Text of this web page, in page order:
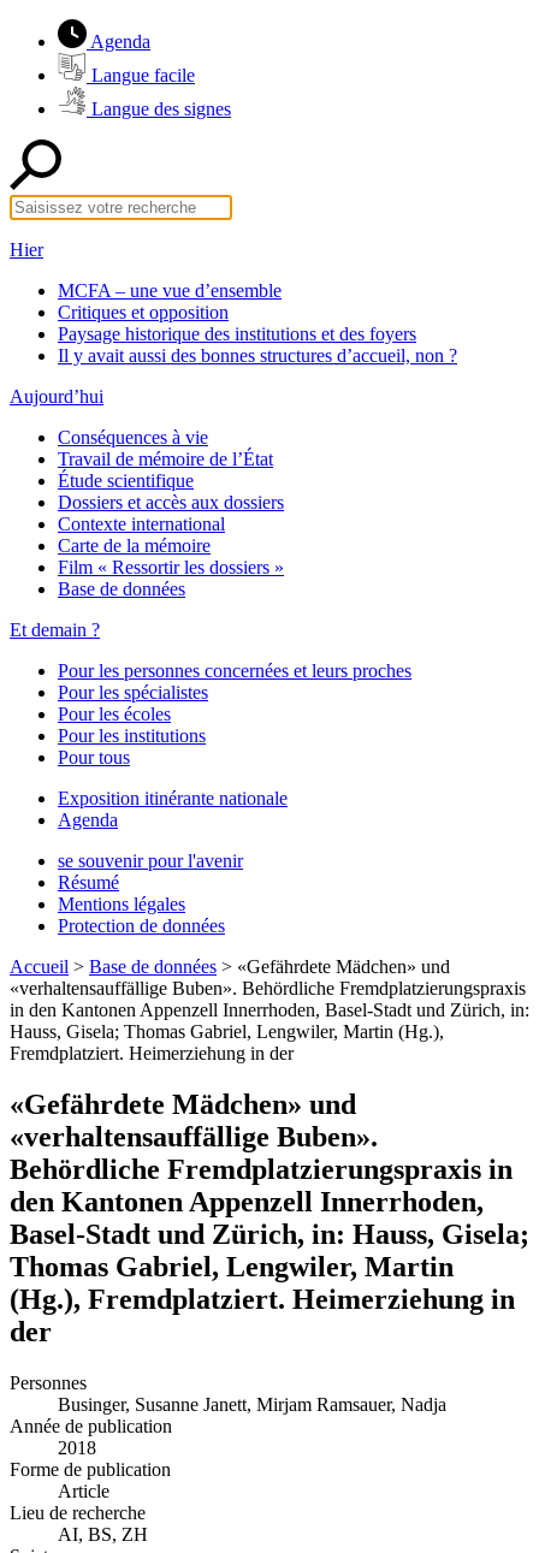
Agenda
Langue facile
Langue des signes
Hier
MCFA – une vue d’ensemble
Critiques et opposition
Paysage historique des institutions et des foyers
Il y avait aussi des bonnes structures d’accueil, non ?
Aujourd’hui
Conséquences à vie
Travail de mémoire de l’État
Étude scientifique
Dossiers et accès aux dossiers
Contexte international
Carte de la mémoire
Film « Ressortir les dossiers »
Base de données
Et demain ?
Pour les personnes concernées et leurs proches
Pour les spécialistes
Pour les écoles
Pour les institutions
Pour tous
Exposition itinérante nationale
Agenda
se souvenir pour l'avenir
Résumé
Mentions légales
Protection de données
Accueil > Base de données > «Gefährdete Mädchen» und
«verhaltensauffällige Buben». Behördliche Fremdplatzierungspraxis
in den Kantonen Appenzell Innerrhoden, Basel-Stadt und Zürich, in:
Hauss, Gisela; Thomas Gabriel, Lengwiler, Martin (Hg.),
Fremdplatziert. Heimerziehung in der
«Gefährdete Mädchen» und
«verhaltensauffällige Buben».
Behördliche Fremdplatzierungspraxis in
den Kantonen Appenzell Innerrhoden,
Basel-Stadt und Zürich, in: Hauss, Gisela;
Thomas Gabriel, Lengwiler, Martin
(Hg.), Fremdplatziert. Heimerziehung in
der
Personnes
Businger, Susanne Janett, Mirjam Ramsauer, Nadja
Année de publication
2018
Forme de publication
Article
Lieu de recherche
AI, BS, ZH